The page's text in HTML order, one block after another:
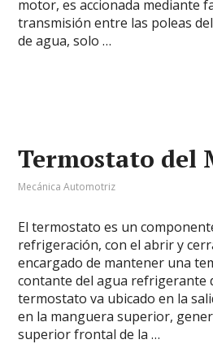
motor, es accionada mediante
transmisión entre las poleas
de agua, solo …
Termostato del
Mecánica Automotriz
El termostato es un
refrigeración, con el abrir y
encargado de mantener una
contante del agua refrigerante
termostato va ubicado en la
en la manguera superior,
superior frontal de la …